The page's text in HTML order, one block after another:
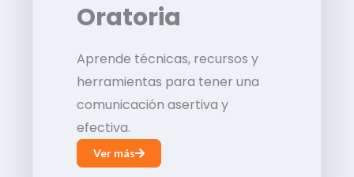
Oratoria
Aprende técnicas, recursos y
herramientas para tener una
comunicación asertiva y
efectiva.
Ver más